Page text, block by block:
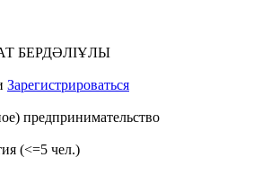
БЕРДӘЛІҰЛЫ
Зарегистрироваться
предпринимательство
(<=5 чел.)